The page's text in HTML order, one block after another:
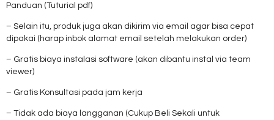
Panduan (Tuturial pdf)
– Selain itu, produk juga akan dikirim via email agar bisa cepat
dipakai (harap inbok alamat email setelah melakukan order)
– Gratis biaya instalasi software (akan dibantu instal via team
viewer)
– Gratis Konsultasi pada jam kerja
– Tidak ada biaya langganan (Cukup Beli Sekali untuk